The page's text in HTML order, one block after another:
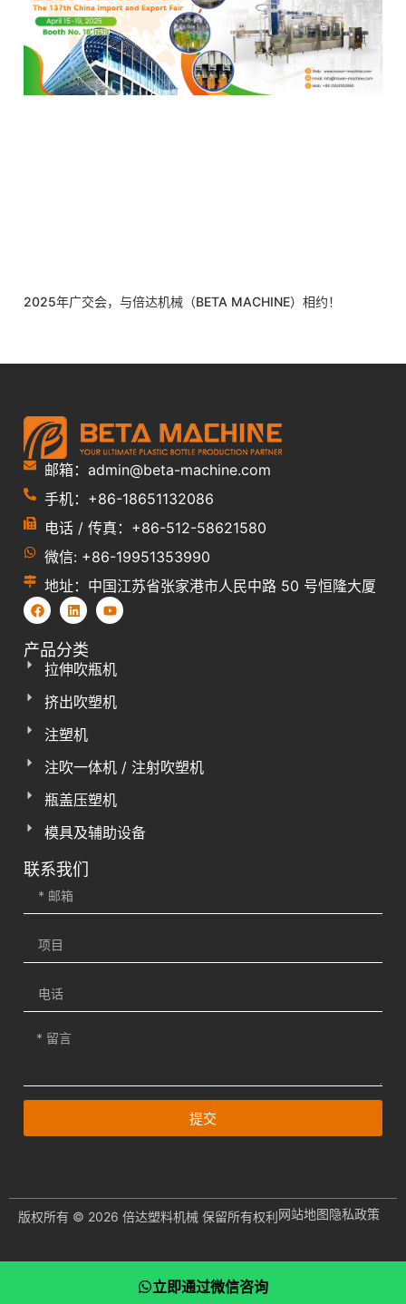
2025年广交会，与倍达机械（BETA MACHINE）相约！
邮箱：admin@beta-machine.com
手机：+86-18651132086
电话 / 传真：+86-512-58621580
微信: +86-19951353990
地址：中国江苏省张家港市人民中路 50 号恒隆大厦
产品分类
拉伸吹瓶机
挤出吹塑机
注塑机
注吹一体机 / 注射吹塑机
瓶盖压塑机
模具及辅助设备
联系我们
提交
版权所有 © 2026 倍达塑料机械 保留所有权利网站地图隐私政策
立即通过微信咨询